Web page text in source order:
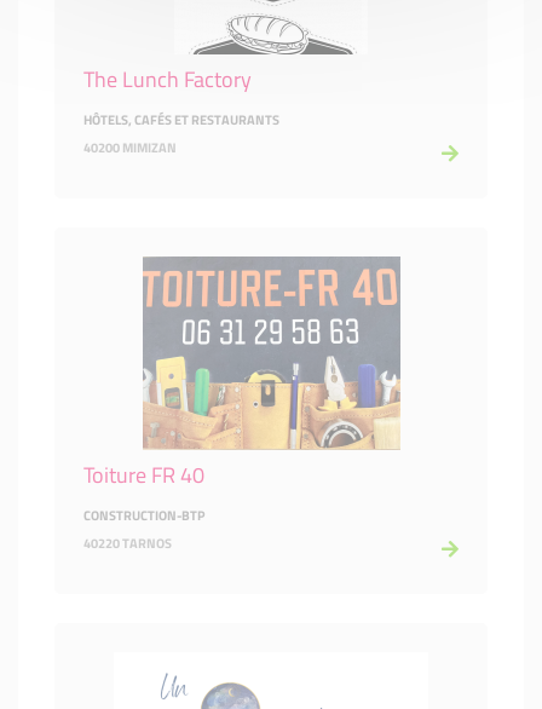
The Lunch Factory
HÔTELS, CAFÉS ET RESTAURANTS
40200 MIMIZAN
Toiture FR 40
CONSTRUCTION-BTP
40220 TARNOS